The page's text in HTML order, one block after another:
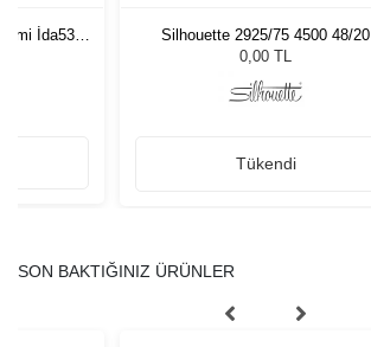
İda53
Silhouette 2925/75 4500 48/20
0,00 TL
Tükendi
SON BAKTIĞINIZ ÜRÜNLER